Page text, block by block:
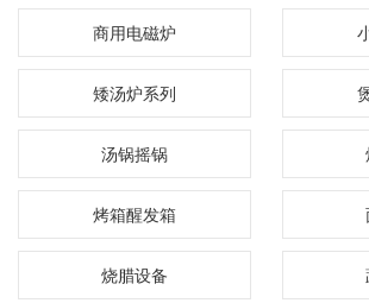
商用电磁炉
矮汤炉系列
汤锅摇锅
烤箱醒发箱
烧腊设备